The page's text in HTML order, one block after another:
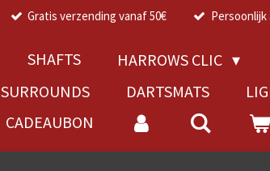
Gratis verzending vanaf 50€ Persoonlijk
SHAFTS HARROWS CLIC
SURROUNDS DARTSMATS
CADEAUBON